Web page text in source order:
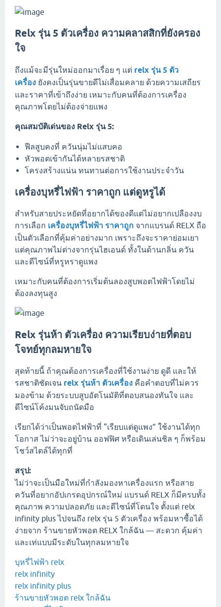
Relx รุ่น 5 ตัวเครื่อง ความคลาสสิกที่ยังครอง
ใจ
ถึงแม้จะมีรุ่นใหม่ออกมาเรื่อย ๆ แต่ relx รุ่น 5 ตัว
เครื่อง ยังคงเป็นรุ่นขายดีไม่เสื่อมคลาย ด้วยความเสถียร
และราคาที่เข้าถึงง่าย เหมาะกับคนที่ต้องการเครื่อง
คุณภาพโดยไม่ต้องจ่ายแพง
คุณสมบัติเด่นของ Relx รุ่น 5:
ฟีลสูบคงที่ ควันนุ่มไม่แสบคอ
หัวพอตเข้ากันได้หลายรสชาติ
โครงสร้างแน่น ทนทานต่อการใช้งานประจำวัน
เครื่องบุหรี่ไฟฟ้า ราคาถูก แต่ดูหรูได้
สำหรับสายประหยัดที่อยากได้ของดีแต่ไม่อยากเปลืองงบ
การเลือก เครื่องบุหรี่ไฟฟ้า ราคาถูก จากแบรนด์ RELX ถือ
เป็นตัวเลือกที่คุ้มค่าอย่างมาก เพราะถึงจะราคาย่อมเยา
แต่คุณภาพไม่ต่างจากรุ่นไฮเอนด์ ทั้งในด้านกลิ่น ควัน
และดีไซน์ที่หรูหราดูแพง
เหมาะกับคนที่ต้องการเริ่มต้นลองสูบพอตไฟฟ้าโดยไม่
ต้องลงทุนสูง
Relx รุ่นห้า ตัวเครื่อง ความเรียบง่ายที่ตอบ
โจทย์ทุกลมหายใจ
สุดท้ายนี้ ถ้าคุณต้องการเครื่องที่ใช้งานง่าย ดูดี และให้
รสชาติชัดเจน relx รุ่นห้า ตัวเครื่อง คือคำตอบที่ไม่ควร
มองข้าม ด้วยระบบสูบอัตโนมัติที่ตอบสนองทันใจ และ
ดีไซน์โค้งมนจับถนัดมือ
เรียกได้ว่าเป็นพอตไฟฟ้าที่ “เรียบแต่ดูแพง” ใช้งานได้ทุก
โอกาส ไม่ว่าจะอยู่บ้าน ออฟฟิศ หรือเดินเล่นชิล ๆ ก็พร้อม
โชว์สไตล์ได้ทุกที่
สรุป:
ไม่ว่าจะเป็นมือใหม่ที่กำลังมองหาเครื่องแรก หรือสาย
ควันที่อยากอัปเกรดอุปกรณ์ใหม่ แบรนด์ RELX ก็มีครบทั้ง
คุณภาพ ความปลอดภัย และดีไซน์ที่โดนใจ ตั้งแต่ relx
infinity plus ไปจนถึง relx รุ่น 5 ตัวเครื่อง พร้อมหาซื้อได้
ง่ายจาก ร้านขายหัวพอต RELX ใกล้ฉัน — สะดวก คุ้มค่า
และเท่แบบมีระดับในทุกลมหายใจ
บุหรี่ไฟฟ้า relx
relx infinity
relx infinity plus
ร้านขายหัวพอต relx ใกล้ฉัน